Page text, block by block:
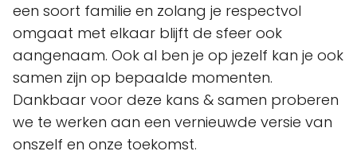
een soort familie en zolang je respectvol
omgaat met elkaar blijft de sfeer ook
aangenaam. Ook al ben je op jezelf kan je ook
samen zijn op bepaalde momenten.
Dankbaar voor deze kans & samen proberen
we te werken aan een vernieuwde versie van
onszelf en onze toekomst.